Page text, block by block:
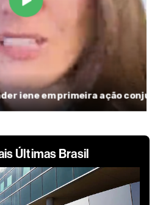
Últimas Brasil